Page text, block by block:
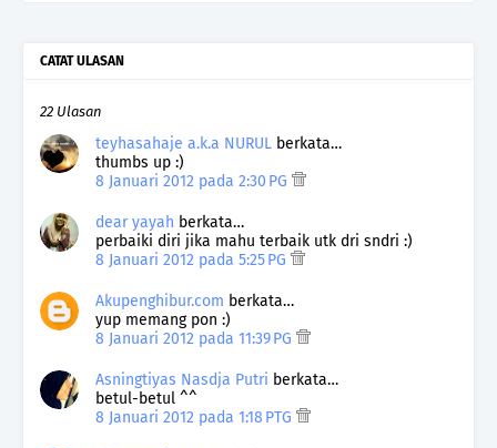
CATAT ULASAN
22 Ulasan
teyhasahaje a.k.a NURUL berkata…
thumbs up :)
8 Januari 2012 pada 2:30 PG
dear yayah berkata…
perbaiki diri jika mahu terbaik utk dri sndri :)
8 Januari 2012 pada 5:25 PG
Akupenghibur.com berkata…
yup memang pon :)
8 Januari 2012 pada 11:39 PG
Asningtiyas Nasdja Putri berkata…
betul-betul ^^
8 Januari 2012 pada 1:18 PTG